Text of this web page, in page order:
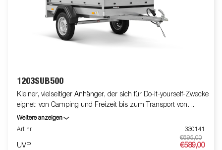
1203SUB500
Kleiner, vielseitiger Anhänger, der sich für Do-it-yourself-Zwecke
eignet: von Camping und Freizeit bis zum Transport von
Gartenabfällen und Waren. Dieser Anhänger ist mit einer V-
förmigen Deichsel ausgestattet, mit der Sie sicher an Ihrem Ziel
ankommen. Bilder dienen nur der Veranschaulichung.
Weitere anzeigen
Art nr
330141
UVP
€895,00
€589,00